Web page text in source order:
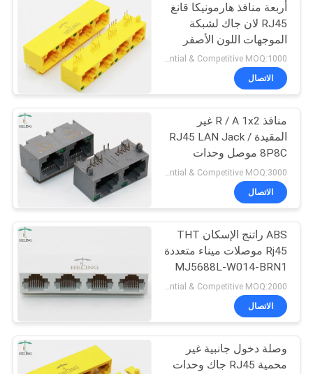
اطلب
اقتباس
خريطة
الموقع
سياسة
الخصوصية
PCB RJ45 جاك
16
RJ45 100قاعدة T
11
12
أربعة منافذ هارمونيكا قانغ
RJ45 لان جاك لشبكة
الموجهات اللون الأصفر
Preferential & Competitive MOQ:1000
الاتصال
منافذ R / A 1x2 غير
المقيدة RJ45 LAN Jack /
8P8C موصل وحدات
MJ5688P-G012-
XPRNL1
Preferential & Competitive MOQ:3000
الاتصال
ABS راتنج الإسكان THT
Rj45 موصلات ميناء متعددة
MJ5688L-W014-BRN1
الاتصال
وصلة دخول جانبية غير
محمية RJ45 جاك وحدات